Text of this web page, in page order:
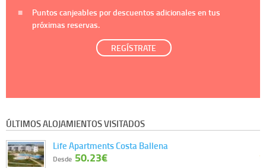
Puntos canjeables por descuentos adicionales en tus
próximas reservas.
REGÍSTRATE
ÚLTIMOS ALOJAMIENTOS VISITADOS
Life Apartments Costa Ballena
Desde 50.23€